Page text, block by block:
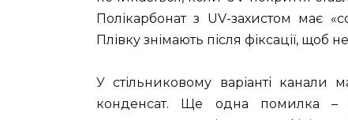
Полікарбонат з UV-захистом має
Плівку знімають після фіксації, щоб
У стільниковому варіанті канали
конденсат. Ще одна помилка –